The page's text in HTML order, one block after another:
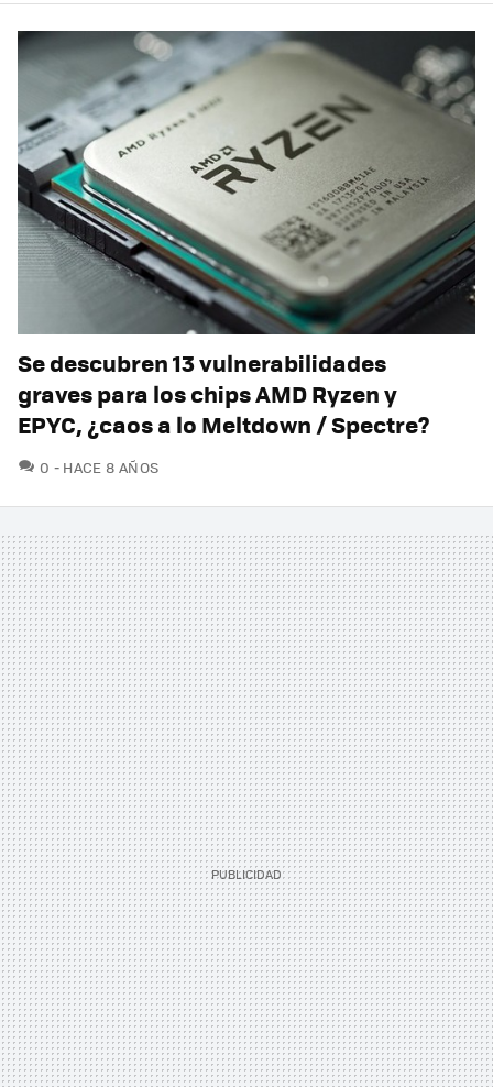
Se descubren 13 vulnerabilidades
graves para los chips AMD Ryzen y
EPYC, ¿caos a lo Meltdown / Spectre?
0 COMENTARIOS
HACE 8 AÑOS